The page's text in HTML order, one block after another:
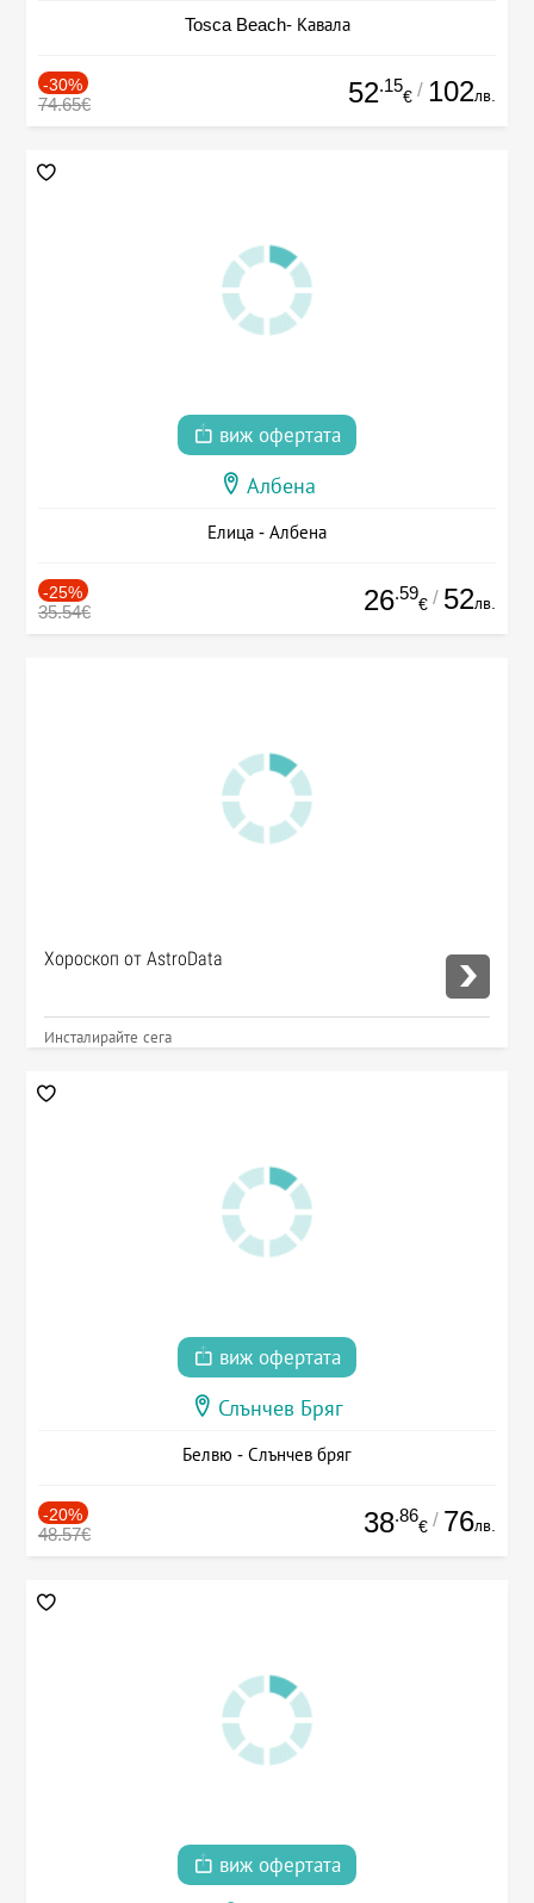
Tosca Beach- Кавала
-30%
74.65€ 52.15
€ / 102лв.
виж офертата
Албена
Елица - Албена
-25%
35.54€ 26.59
€ / 52лв.
Хороскоп от AstroData
Инсталирайте сега
виж офертата
Слънчев Бряг
Белвю - Слънчев бряг
-20%
48.57€ 38.86
€ / 76лв.
виж офертата